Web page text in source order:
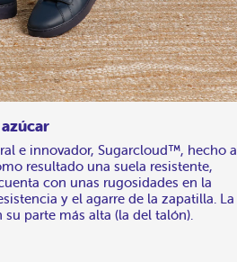
e innovador, Sugarcloud™, hecho a
resultado una suela resistente,
con unas rugosidades en la
y el agarre de la zapatilla. La
parte más alta (la del talón).